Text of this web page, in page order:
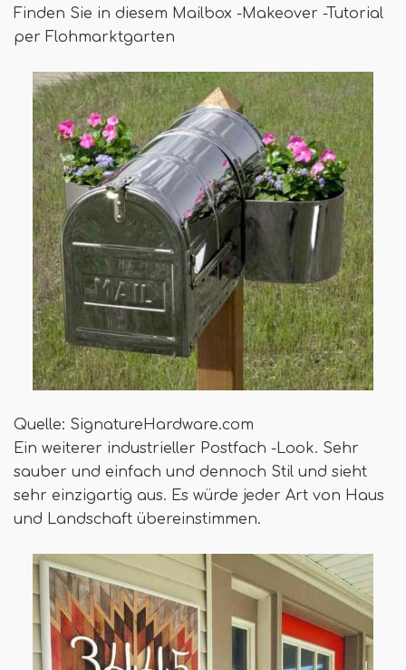
Finden Sie in diesem Mailbox -Makeover -Tutorial
per Flohmarktgarten
Quelle: SignatureHardware.com
Ein weiterer industrieller Postfach -Look. Sehr
sauber und einfach und dennoch Stil und sieht
sehr einzigartig aus. Es würde jeder Art von Haus
und Landschaft übereinstimmen.